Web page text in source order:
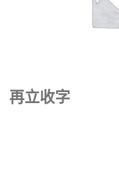
再立收字